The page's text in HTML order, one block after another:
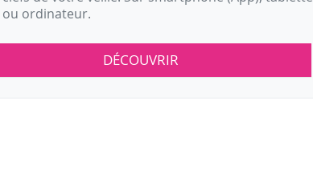
ou ordinateur.
DÉCOUVRIR